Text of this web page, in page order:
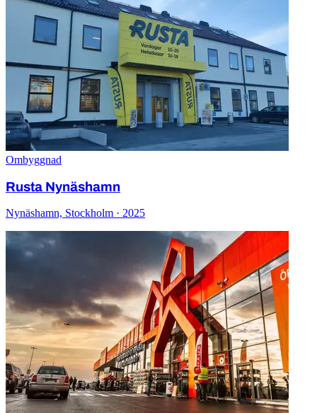
Ombyggnad
Rusta Nynäshamn
Nynäshamn, Stockholm · 2025